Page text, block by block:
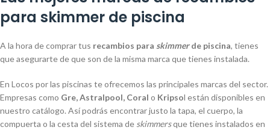
para skimmer de piscina
A la hora de comprar tus recambios para skimmerde piscina, tienes
que asegurarte de que son de la misma marca que tienes instalada.
En Locos por las piscinas te ofrecemos las principales marcas del sector.
Empresas como Gre, Astralpool, Coral o Kripsol están disponibles en
nuestro catálogo. Así podrás encontrar justo la tapa, el cuerpo, la
compuerta o la cesta del sistema de skimmersque tienes instalados en